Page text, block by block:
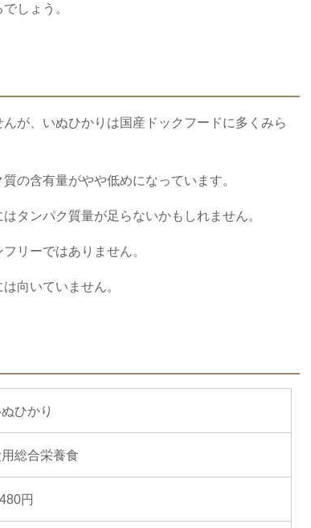
しょう。
が、いぬひかりは国産ドックフードに多くみら
の含有量がやや低めになっています。
タンパク質量が足らないかもしれません。
リーではありません。
向いていません。
ひかり
用総合栄養食
円